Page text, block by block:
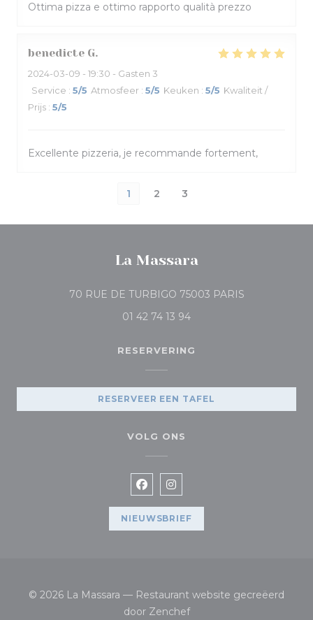
Ottima pizza e ottimo rapporto qualità prezzo
benedicte G
2024-03-09 - 19:30 - Gasten 3
Service : 5/5 Atmosfeer : 5/5 Keuken : 5/5 Kwaliteit /
Prijs : 5/5
Excellente pizzeria, je recommande fortement,
1 2 3
La Massara
70 RUE DE TURBIGO 75003 PARIS((opent in
01 42 74 13 94
RESERVERING
RESERVEER EEN TAFEL
VOLG ONS
Facebook ((opent in een
Instagram ((opent in een
NIEUWSBRIEF
© 2026 La Massara — Restaurant website gecreëerd
door Zenchef((opent in een nieuw